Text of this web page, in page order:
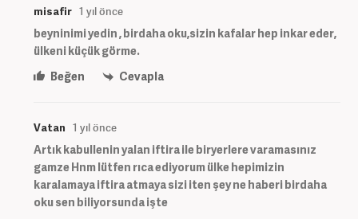
misafir 1 yıl önce
beyninimi yedin , birdaha oku,sizin kafalar hep inkar eder,
ülkeni küçük görme.
Beğen
Cevapla
Vatan 1 yıl önce
Artık kabullenin yalan iftira ile biryerlere varamasınız
gamze Hnm lütfen rıca ediyorum ülke hepimizin
karalamaya iftira atmaya sizi iten şey ne haberi birdaha
oku sen biliyorsunda işte